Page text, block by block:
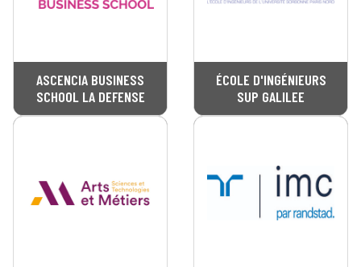
ASCENCIA BUSINESS
SCHOOL LA DEFENSE
ÉCOLE D'INGÉNIEURS
SUP GALILEE